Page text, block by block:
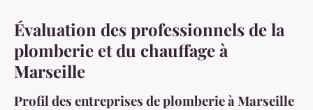
Évaluation des professionnels de la
plomberie et du chauffage à
Marseille
Profil des entreprises de plomberie à Marseille